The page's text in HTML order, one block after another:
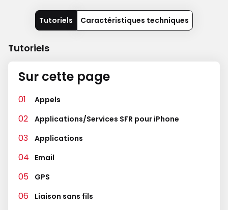
Tutoriels Caractéristiques techniques
Tutoriels
Sur cette page
Appels
Applications/Services SFR pour iPhone
Applications
Email
GPS
Liaison sans fils